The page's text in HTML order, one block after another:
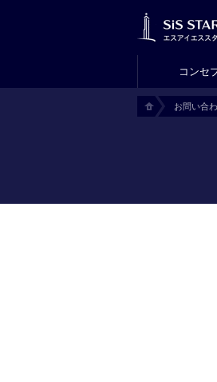
コンセ
H
お問い合